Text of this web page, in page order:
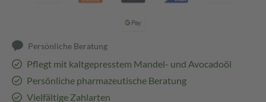
Persönliche Beratung
Pflegt mit kaltgepresstem Mandel- und Avocadoöl
Persönliche pharmazeutische Beratung
Vielfältige Zahlarten